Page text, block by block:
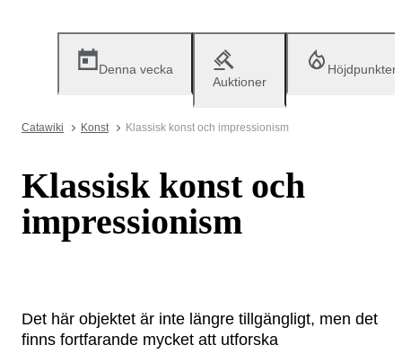
Denna vecka
Auktioner
Höjdpunkter
Catawiki Konst Klassisk konst och impressionism
Klassisk konst och
impressionism
Det här objektet är inte längre tillgängligt, men det
finns fortfarande mycket att utforska